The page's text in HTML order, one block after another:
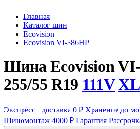
Главная
Каталог шин
Ecovision
Ecovision VI-386HP
Шина Ecovision
255/55 R19 111V XL
Экспресс - доставка 0 ₽ Хранение до
Шиномонтаж 4000 ₽ Гарантия